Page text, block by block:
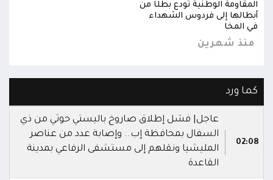
المقاومة الوطنية تودع بطلًا من
أبطالها إلى فردوس الشهداء
في المخا
منذ شهرين
كما ورد
02:08
عاجل| فشل إطلاق صاروخ باليستي حوثي من ذي
السفال بمحافظة إب.. وإصابة عدد من عناصر
المليشيا ونقلهم إلى مستشفى الرفاعي بمدينة
القاعدة